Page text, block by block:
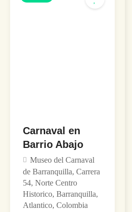
Carnaval en
Barrio Abajo
Museo del Carnaval
de Barranquilla, Carrera
54, Norte Centro
Historico, Barranquilla,
Atlantico, Colombia